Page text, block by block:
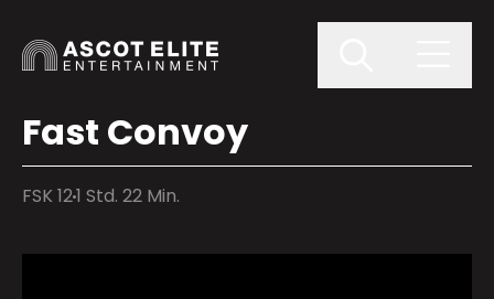
Fast Convoy
FSK 121 Std. 22 Min.